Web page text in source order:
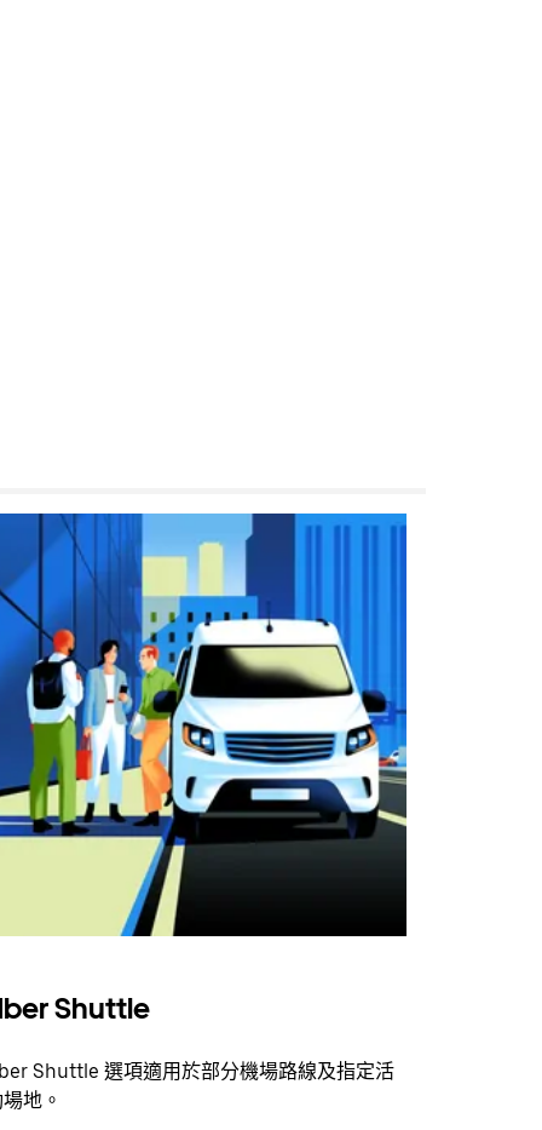
Shuttle
Shuttle 選項適用於部分機場路線及指定活
地。